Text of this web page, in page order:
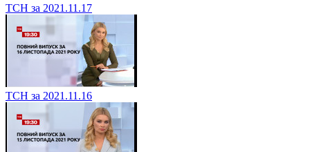
ТСН за 2021.11.17
ТСН за 2021.11.16